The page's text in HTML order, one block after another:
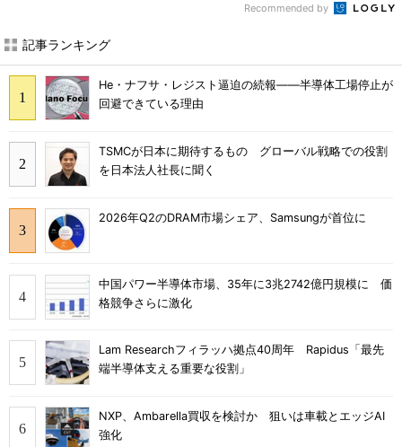
Recommended by
記事ランキング
He・ナフサ・レジスト逼迫の続報――半導体工場停止が
回避できている理由
TSMCが日本に期待するもの グローバル戦略での役割
を日本法人社長に聞く
2026年Q2のDRAM市場シェア、Samsungが首位に
中国パワー半導体市場、35年に3兆2742億円規模に 価
格競争さらに激化
Lam Researchフィラッハ拠点40周年 Rapidus「最先
端半導体支える重要な役割」
NXP、Ambarella買収を検討か 狙いは車載とエッジAI
強化